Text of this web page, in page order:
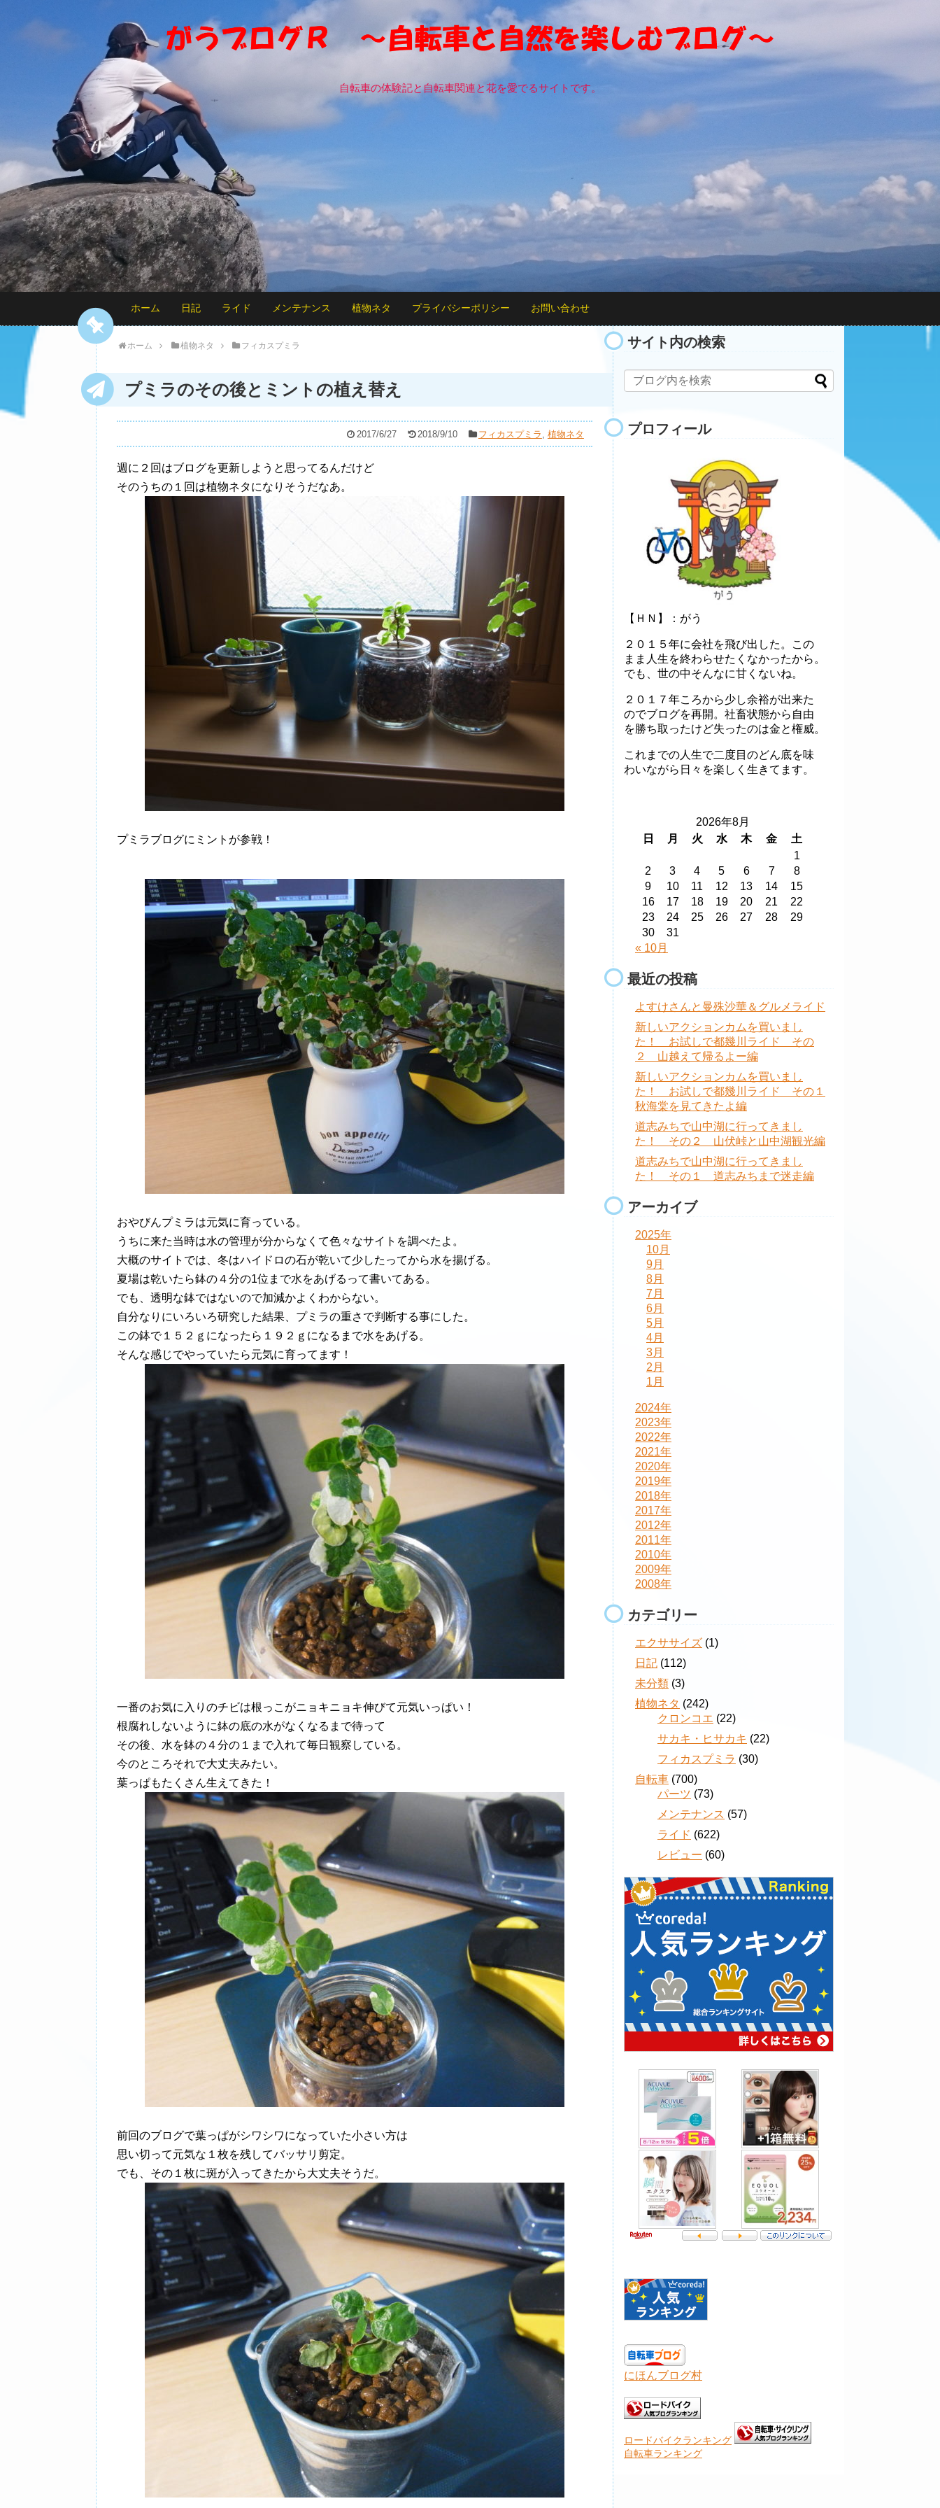
自転車の体験記と自転車関連と花を愛でるサイトです。
ホーム 日記 ライド メンテナンス 植物ネタ プライバシーポリシー お問い合わせ
ホーム 植物ネタ フィカスプミラ
プミラのその後とミントの植え替え
2017/6/27 2018/9/10 フィカスプミラ , 植物ネタ
週に２回はブログを更新しようと思ってるんだけど
そのうちの１回は植物ネタになりそうだなあ。
プミラブログにミントが参戦！
おやびんプミラは元気に育っている。
うちに来た当時は水の管理が分からなくて色々なサイトを調べたよ。
大概のサイトでは、冬はハイドロの石が乾いて少したってから水を揚げる。
夏場は乾いたら鉢の４分の1位まで水をあげるって書いてある。
でも、透明な鉢ではないので加減かよくわからない。
自分なりにいろいろ研究した結果、プミラの重さで判断する事にした。
この鉢で１５２ｇになったら１９２ｇになるまで水をあげる。
そんな感じでやっていたら元気に育ってます！
一番のお気に入りのチビは根っこがニョキニョキ伸びて元気いっぱい！
根腐れしないように鉢の底の水がなくなるまで待って
その後、水を鉢の４分の１まで入れて毎日観察している。
今のところそれで大丈夫みたい。
葉っぱもたくさん生えてきた！
前回のブログで葉っぱがシワシワになっていた小さい方は
思い切って元気な１枚を残してバッサリ剪定。
でも、その１枚に斑が入ってきたから大丈夫そうだ。
サイト内の検索
プロフィール
【ＨＮ】：がう
２０１５年に会社を飛び出した。この
まま人生を終わらせたくなかったから。
でも、世の中そんなに甘くないね。
２０１７年ころから少し余裕が出来た
のでブログを再開。社畜状態から自由
を勝ち取ったけど失ったのは金と権威。
これまでの人生で二度目のどん底を味
わいながら日々を楽しく生きてます。
2026年8月
日
月 火 水 木 金
土
1
2
3 4 5 6 7
8
9
10 11 12 13 14
15
16
17 18 19 20 21
22
23
24 25 26 27 28
29
30
31
« 10月
最近の投稿
よすけさんと曼殊沙華＆グルメライド
新しいアクションカムを買いまし
た！ お試しで都幾川ライド その
２ 山越えて帰るよー編
新しいアクションカムを買いまし
た！ お試しで都幾川ライド その１
秋海棠を見てきたよ編
道志みちで山中湖に行ってきまし
た！ その２ 山伏峠と山中湖観光編
道志みちで山中湖に行ってきまし
た！ その１ 道志みちまで迷走編
アーカイブ
2025年
10月
9月
8月
7月
6月
5月
4月
3月
2月
1月
2024年
2023年
2022年
2021年
2020年
2019年
2018年
2017年
2012年
2011年
2010年
2009年
2008年
カテゴリー
エクササイズ (1)
日記 (112)
未分類 (3)
植物ネタ (242)
クロンコエ (22)
サカキ・ヒサカキ (22)
フィカスプミラ (30)
自転車 (700)
パーツ (73)
メンテナンス (57)
ライド (622)
レビュー (60)
にほんブログ村
ロードバイクランキング
自転車ランキング